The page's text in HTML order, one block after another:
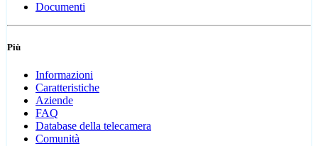
Documenti
Più
Informazioni
Caratteristiche
Aziende
FAQ
Database della telecamera
Comunità